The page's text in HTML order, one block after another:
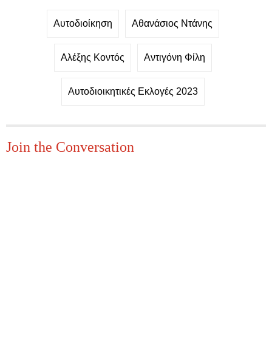
Αυτοδιοίκηση Αθανάσιος Ντάνης
Αλέξης Κοντός Αντιγόνη Φίλη
Αυτοδιοικητικές Εκλογές 2023
Join the Conversation